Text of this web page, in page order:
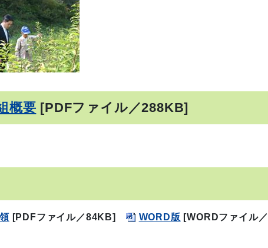
概要 [PDFファイル／288KB]
[PDFファイル／84KB] WORD版 [WORDファイル／